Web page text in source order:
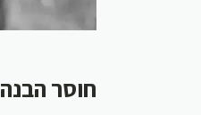
חוסר הבנה